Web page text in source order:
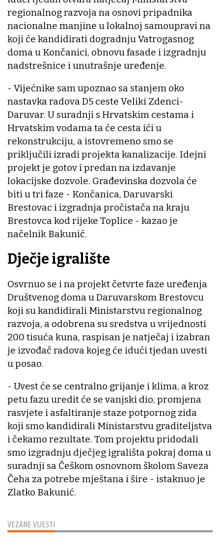
VEZANE VIJESTI
regionalnog razvoja na osnovi pripadnika
nacionalne manjine u lokalnoj samoupravi na
koji će kandidirati dogradnju Vatrogasnog
doma u Končanici, obnovu fasade i izgradnju
nadstrešnice i unutrašnje uređenje.
- Vijećnike sam upoznao sa stanjem oko
nastavka radova D5 ceste Veliki Zdenci-
Daruvar. U suradnji s Hrvatskim cestama i
Hrvatskim vodama ta će cesta ići u
rekonstrukciju, a istovremeno smo se
priključili izradi projekta kanalizacije. Idejni
projekt je gotov i predan na izdavanje
lokacijske dozvole. Građevinska dozvola će
biti u tri faze - Končanica, Daruvarski
Brestovac i izgradnja pročistača na kraju
Brestovca kod rijeke Toplice - kazao je
načelnik Bakunić.
Dječje igralište
Osvrnuo se i na projekt četvrte faze uređenja
Društvenog doma u Daruvarskom Brestovcu
koji su kandidirali Ministarstvu regionalnog
razvoja, a odobrena su sredstva u vrijednosti
200 tisuća kuna, raspisan je natječaj i izabran
je izvođač radova kojeg će idući tjedan uvesti
u posao.
- Uvest će se centralno grijanje i klima, a kroz
petu fazu uredit će se vanjski dio, promjena
rasvjete i asfaltiranje staze potpornog zida
koji smo kandidirali Ministarstvu graditeljstva
i čekamo rezultate. Tom projektu pridodali
smo izgradnju dječjeg igrališta pokraj doma u
suradnji sa Češkom osnovnom školom Saveza
Čeha za potrebe mještana i šire - istaknuo je
Zlatko Bakunić.